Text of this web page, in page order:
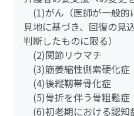
(1)がん（医師が一般的
見地に基づき、回復の見
判断したものに限る）
(2)関節リウマチ
(3)筋萎縮性側索硬化症
(4)後縦靱帯骨化症
(5)骨折を伴う骨粗鬆症
(6)初老期における認知